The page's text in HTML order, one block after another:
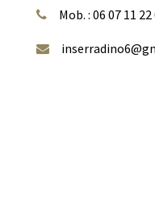
Mob. : 06 07 11 22